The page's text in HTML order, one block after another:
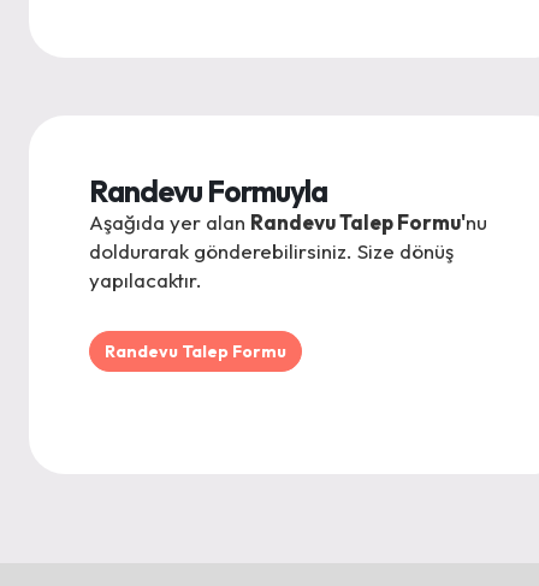
Randevu Formuyla
Aşağıda yer alan Randevu Talep Formu'nu
doldurarak gönderebilirsiniz. Size dönüş
yapılacaktır.
Randevu Talep Formu